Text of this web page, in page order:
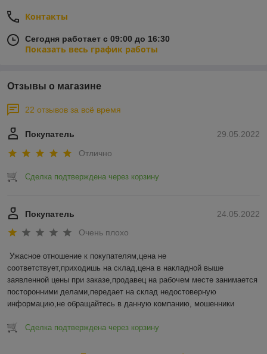
Контакты
Сегодня работает с 09:00 до 16:30
Показать весь график работы
Отзывы о магазине
22 отзывов за всё время
29.05.2022
Покупатель
Отлично
Сделка подтверждена через корзину
24.05.2022
Покупатель
Очень плохо
Ужасное отношение к покупателям,цена не
соответствует,приходишь на склад,цена в накладной выше
заявленной цены при заказе,продавец на рабочем месте занимается
посторонними делами,передает на склад недостоверную
информацию,не обращайтесь в данную компанию, мошенники
Сделка подтверждена через корзину